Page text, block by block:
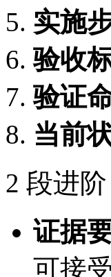
实施
验收
验证
当前
2 段进阶
证据
可接